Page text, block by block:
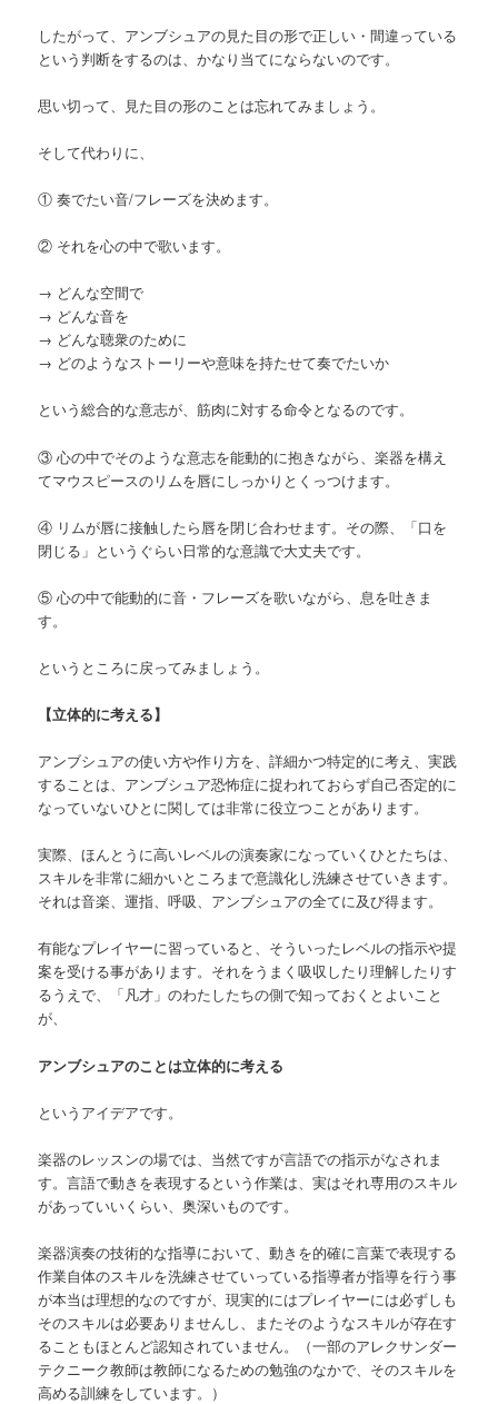
したがって、アンブシュアの見た目の形で正しい・間違っている
という判断をするのは、かなり当てにならないのです。
思い切って、見た目の形のことは忘れてみましょう。
そして代わりに、
① 奏でたい音/フレーズを決めます。
② それを心の中で歌います。
→ どんな空間で
→ どんな音を
→ どんな聴衆のために
→ どのようなストーリーや意味を持たせて奏でたいか
という総合的な意志が、筋肉に対する命令となるのです。
③ 心の中でそのような意志を能動的に抱きながら、楽器を構え
てマウスピースのリムを唇にしっかりとくっつけます。
④ リムが唇に接触したら唇を閉じ合わせます。その際、「口を
閉じる」というぐらい日常的な意識で大丈夫です。
⑤ 心の中で能動的に音・フレーズを歌いながら、息を吐きま
す。
というところに戻ってみましょう。
【立体的に考える】
アンブシュアの使い方や作り方を、詳細かつ特定的に考え、実践
することは、アンブシュア恐怖症に捉われておらず自己否定的に
なっていないひとに関しては非常に役立つことがあります。
実際、ほんとうに高いレベルの演奏家になっていくひとたちは、
スキルを非常に細かいところまで意識化し洗練させていきます。
それは音楽、運指、呼吸、アンブシュアの全てに及び得ます。
有能なプレイヤーに習っていると、そういったレベルの指示や提
案を受ける事があります。それをうまく吸収したり理解したりす
るうえで、「凡才」のわたしたちの側で知っておくとよいこと
が、
アンブシュアのことは立体的に考える
というアイデアです。
楽器のレッスンの場では、当然ですが言語での指示がなされま
す。言語で動きを表現するという作業は、実はそれ専用のスキル
があっていいくらい、奥深いものです。
楽器演奏の技術的な指導において、動きを的確に言葉で表現する
作業自体のスキルを洗練させていっている指導者が指導を行う事
が本当は理想的なのですが、現実的にはプレイヤーには必ずしも
そのスキルは必要ありませんし、またそのようなスキルが存在す
ることもほとんど認知されていません。（一部のアレクサンダー
テクニーク教師は教師になるための勉強のなかで、そのスキルを
高める訓練をしています。）